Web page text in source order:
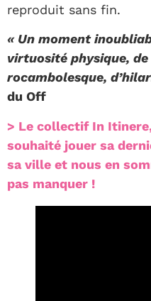
reproduit sans fin.
« Un moment
virtuosité physique,
rocambolesque,
du Off
> Le collectif In
souhaité jouer sa
sa ville et nous en
pas manquer !